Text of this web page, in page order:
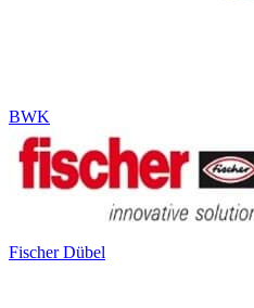
BWK
Fischer Dübel